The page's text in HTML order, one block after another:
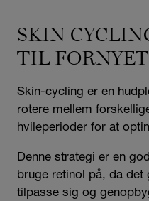
SKIN
TIL
Skin-cycling er en
rotere mellem
hvileperioder for at
Denne strategi er en
bruge retinol på, da det
tilpasse sig og